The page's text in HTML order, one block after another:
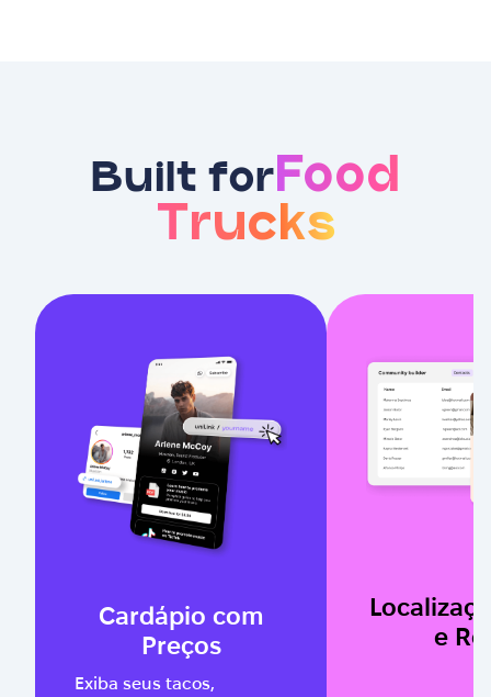
Built for Food
Trucks
Cardápio com
Preços
Exiba seus tacos,
e